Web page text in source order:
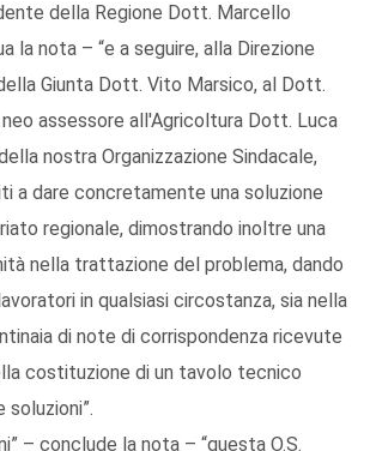
della Regione Dott. Marcello
la nota – “e a seguire, alla Direzione
Giunta Dott. Vito Marsico, al Dott.
assessore all'Agricoltura Dott. Luca
nostra Organizzazione Sindacale,
a dare concretamente una soluzione
regionale, dimostrando inoltre una
nella trattazione del problema, dando
in qualsiasi circostanza, sia nella
di note di corrispondenza ricevute
costituzione di un tavolo tecnico
soluzioni”.
– conclude la nota – “questa O.S.